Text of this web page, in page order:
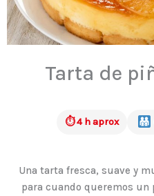
Tarta de
⏱ 4 h aprox
Una tarta fresca, suave y
para cuando queremos